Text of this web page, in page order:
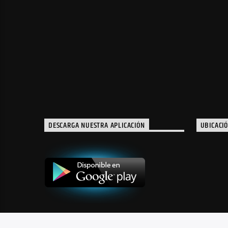
DESCARGA NUESTRA APLICACIÓN